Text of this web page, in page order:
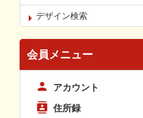
デザイン検索
会員メニュー
アカウント
住所録